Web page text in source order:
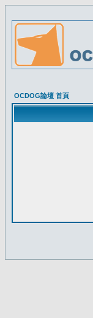
OCDOG論壇 首頁